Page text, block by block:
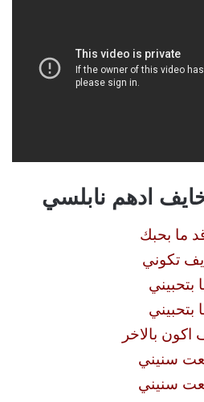
ادهم نابلسي
ما بحبك
تكوني
بتحبيني
بتحبيني
اكون بالاخر
سنيني
سنيني